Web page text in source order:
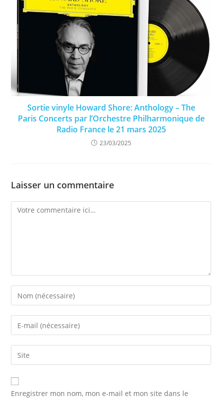
Sortie vinyle Howard Shore: Anthology – The
Paris Concerts par l’Orchestre Philharmonique de
Radio France le 21 mars 2025
23/03/2025
Laisser un commentaire
Comment
Enter
your
name
comment
Enter
your
email
address
comment
Saisir
l’URL
de
votre
Enregistrer mon nom, mon e-mail et mon site dans le